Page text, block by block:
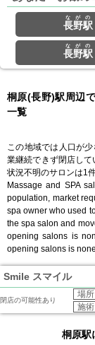
長野駅
ながの
長野駅
ながの
桐原(長野)駅周辺
一覧
この地域では人口が
業継続できず閉店し
状況不明のサロンは1
Massage and SPA
population, market
spa owner who used
the spa salon and
opening salons is
opening salons is
Smile スマイル
閉店の可能性あり
場所
施術
桐原駅